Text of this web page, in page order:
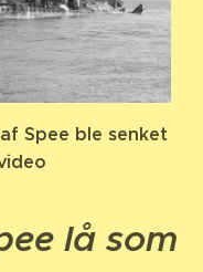
Spee ble senket
lå som